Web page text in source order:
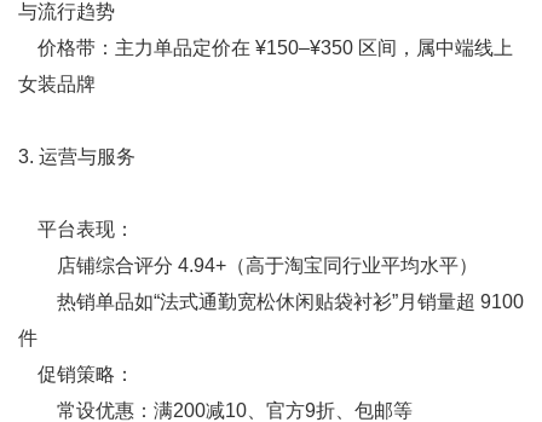
与流行趋势
价格带：主力单品定价在 ¥150–¥350 区间，属中端线上
女装品牌
3. 运营与服务
平台表现：
店铺综合评分 4.94+（高于淘宝同行业平均水平）
热销单品如“法式通勤宽松休闲贴袋衬衫”月销量超 9100
件
促销策略：
常设优惠：满200减10、官方9折、包邮等